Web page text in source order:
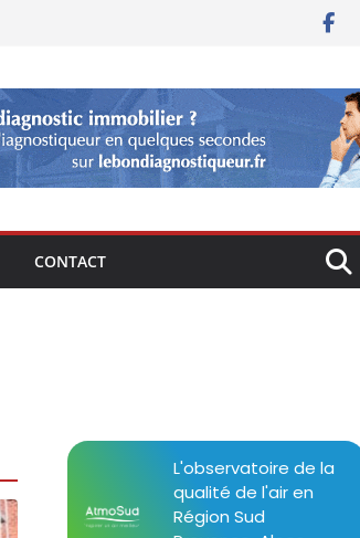
CONTACT